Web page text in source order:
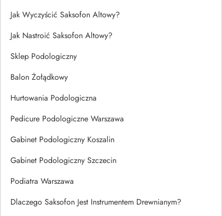
Jak Wyczyścić Saksofon Altowy?
Jak Nastroić Saksofon Altowy?
Sklep Podologiczny
Balon Żołądkowy
Hurtowania Podologiczna
Pedicure Podologiczne Warszawa
Gabinet Podologiczny Koszalin
Gabinet Podologiczny Szczecin
Podiatra Warszawa
Dlaczego Saksofon Jest Instrumentem Drewnianym?